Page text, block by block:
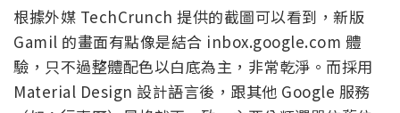
根據外媒 TechCrunch 提供的截圖可以看到，新版
Gamil 的畫面有點像是結合 inbox.google.com 體
驗，只不過整體配色以白底為主，非常乾淨。而採用
Material Design 設計語言後，跟其他 Google 服務